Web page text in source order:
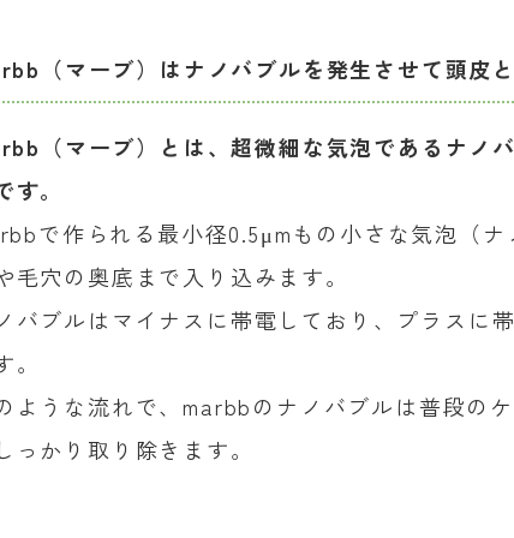
（マーブ）はナノバブルを発生させて頭皮
（マーブ）とは、超微細な気泡であるナノ
す。
で作られる最小径0.5μmもの小さな気泡（
毛穴の奥底まで入り込みます。
バブルはマイナスに帯電しており、プラスに
。
ような流れで、marbbのナノバブルは普段の
っかり取り除きます。